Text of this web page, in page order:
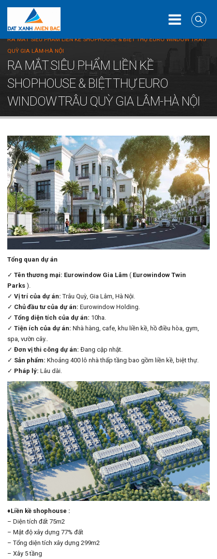
Home
Biệt thự
RA MẮT SIÊU PHẨM LIỀN KỀ SHOPHOUSE & BIỆT THỰ EURO WINDOW TRÂU
QUỲ GIA LÂM-HÀ NỘI
RA MẮT SIÊU PHẨM LIỀN KỀ
SHOPHOUSE & BIỆT THỰ EURO
WINDOW TRÂU QUỲ GIA LÂM-HÀ NỘI
Tổng quan dự án
✓ Tên thương mại: Eurowindow Gia Lâm ( Eurowindow Twin
Parks ).
✓ Vị trí của dự án: Trâu Quỳ, Gia Lâm, Hà Nội.
✓ Chủ đầu tư của dự án: Eurowindow Holding.
✓ Tổng diện tích của dự án: 10ha.
✓ Tiện ích của dự án: Nhà hàng, cafe, khu liền kề, hồ điều hòa, gym,
spa, vườn cây..
✓ Đơn vị thi công dự án: Đang cập nhật.
✓ Sản phẩm: Khoảng 400 lô nhà thấp tầng bao gồm liền kề, biệt thự.
✓ Pháp lý: Lâu dài.
♦Liền kề shophouse :
– Diện tích đất 75m2
– Mật độ xây dựng 77% đất
– Tổng diện tích xây dựng 299m2
– Xây 5 tầng